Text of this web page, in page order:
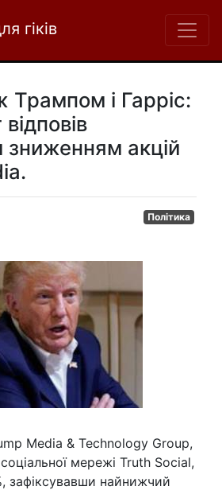
гіків
Трампом і Гарріс:
акцій
Політика
Media & Technology Group,
мережі Truth Social,
зафіксувавши найнижчий